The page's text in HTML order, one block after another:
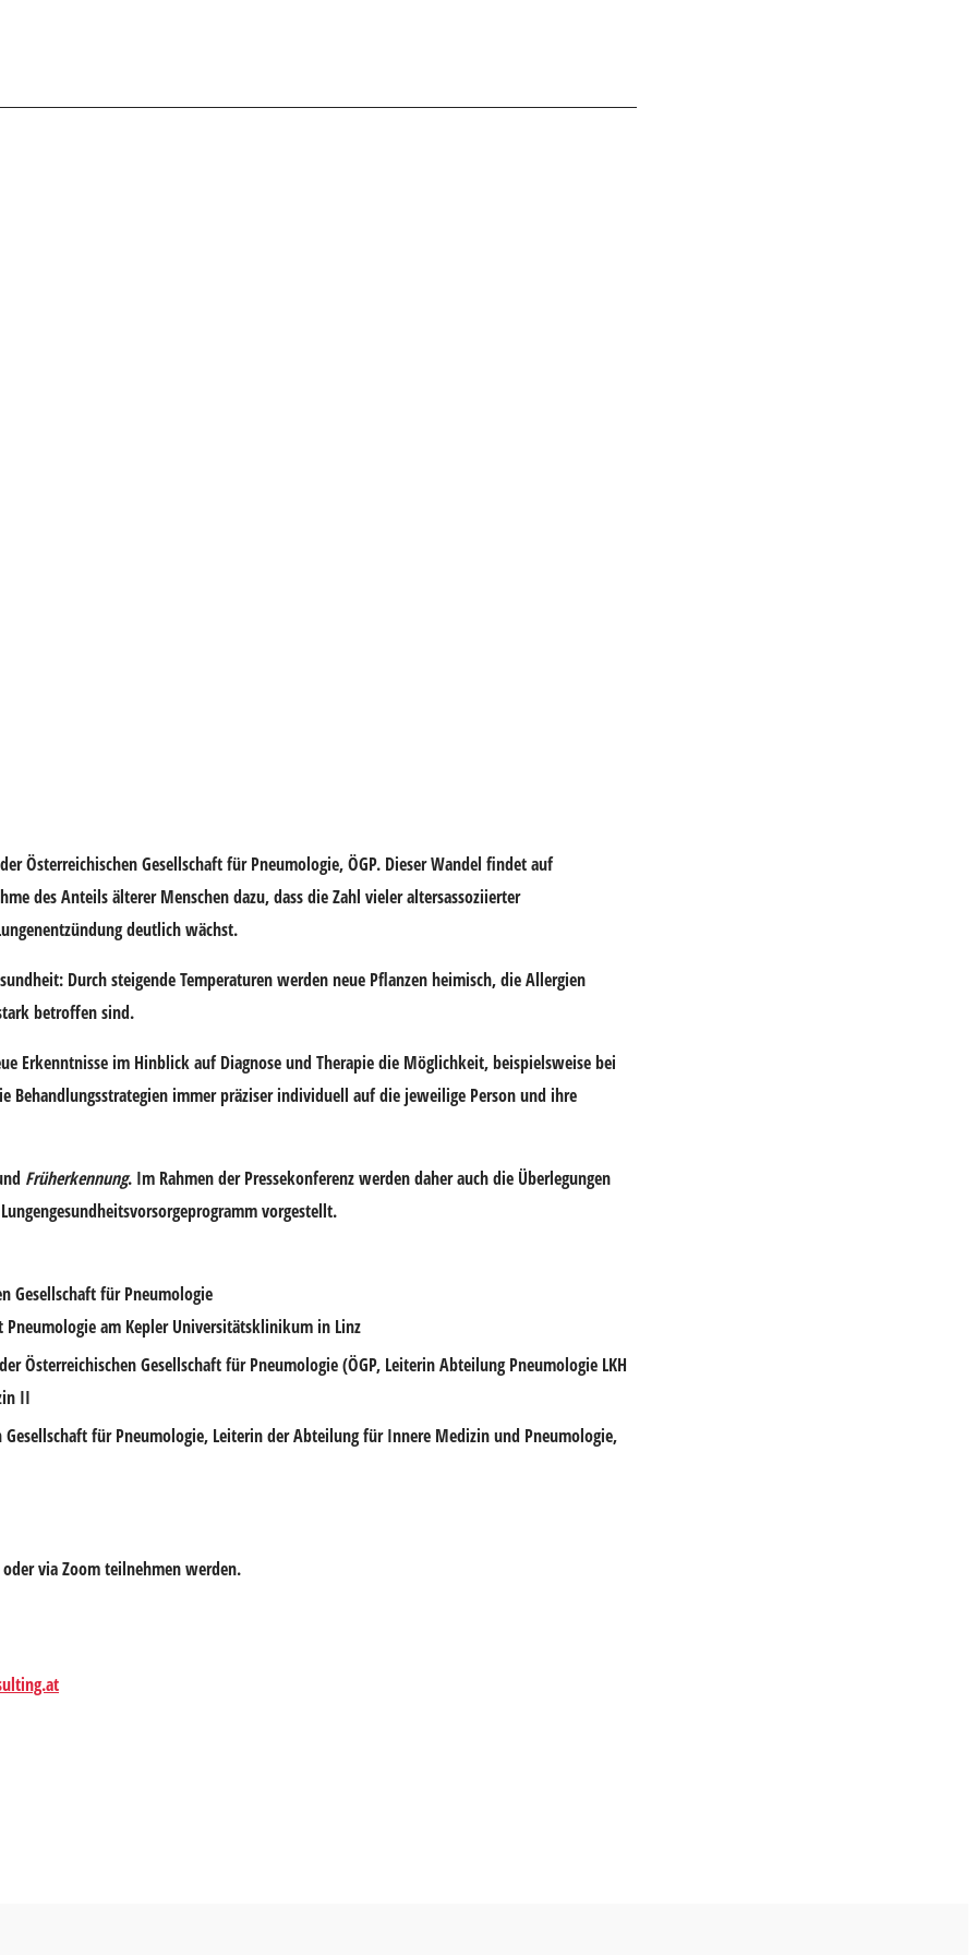
Österreichischen Gesellschaft für Pneumologie, ÖGP. Dieser Wandel findet auf
des Anteils älterer Menschen dazu, dass die Zahl vieler altersassoziierter
deutlich wächst.
Durch steigende Temperaturen werden neue Pflanzen heimisch, die Allergien
betroffen sind.
Erkenntnisse im Hinblick auf Diagnose und Therapie die Möglichkeit, beispielsweise bei
Behandlungsstrategien immer präziser individuell auf die jeweilige Person und ihre
Früherkennung. Im Rahmen der Pressekonferenz werden daher auch die Überlegungen
vorgestellt.
Gesellschaft für Pneumologie
am Kepler Universitätsklinikum in Linz
Österreichischen Gesellschaft für Pneumologie (ÖGP, Leiterin Abteilung Pneumologie LKH
II
Gesellschaft für Pneumologie, Leiterin der Abteilung für Innere Medizin und Pneumologie,
via Zoom teilnehmen werden.